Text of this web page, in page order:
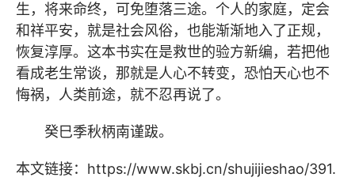
生，将来命终，可免堕落三途。个人的家庭，定会
和祥平安，就是社会风俗，也能渐渐地入了正规，
恢复淳厚。这本书实在是救世的验方新编，若把他
看成老生常谈，那就是人心不转变，恐怕天心也不
悔祸，人类前途，就不忍再说了。
癸巳季秋柄南谨跋。
本文链接： https://www.skbj.cn/shujijieshao/391.